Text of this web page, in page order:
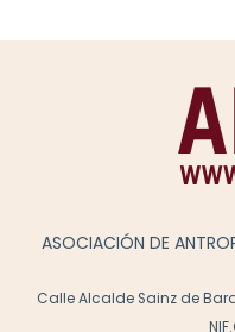
ASOCIACIÓN DE
Calle Alcalde Sainz de